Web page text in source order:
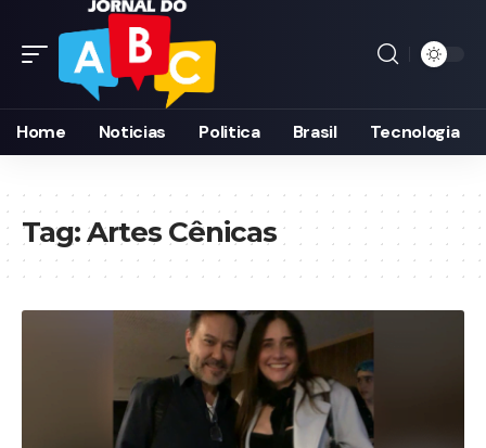
Home Noticias Politica Brasil Tecnologia
Tag:Artes Cênicas